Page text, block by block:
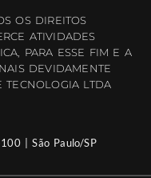
OS DIREITOS
ATIVIDADES
PARA ESSE FIM E A
DEVIDAMENTE
TECNOLOGIA LTDA
| São Paulo/SP